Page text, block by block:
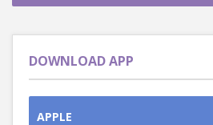
DOWNLOAD APP
APPLE